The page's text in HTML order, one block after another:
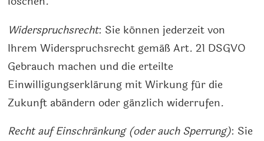
Widerspruchsrecht: Sie können jederzeit von
Ihrem Widerspruchsrecht gemäß Art. 21 DSGVO
Gebrauch machen und die erteilte
Einwilligungserklärung mit Wirkung für die
Zukunft abändern oder gänzlich widerrufen.
Recht auf Einschränkung (oder auch Sperrung): Sie